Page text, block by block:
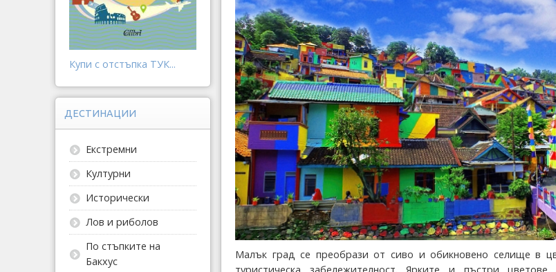
Малък град се преобрази от сиво и обикновено селище в
Купи с отстъпка ТУК...
ДЕСТИНАЦИИ
Екстремни
Културни
Исторически
Лов и риболов
По стъпките на
Бакхус